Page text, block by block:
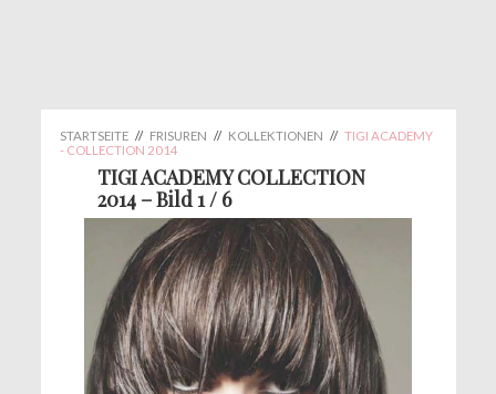
STARTSEITE // FRISUREN // KOLLEKTIONEN // TIGI ACADEMY
- COLLECTION 2014
TIGI ACADEMY COLLECTION
2014 – Bild 1 / 6